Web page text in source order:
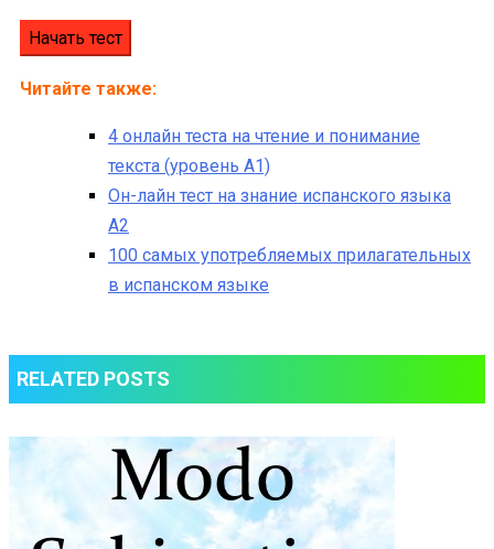
Читайте также:
4 онлайн теста на чтение и понимание
текста (уровень A1)
Он-лайн тест на знание испанского языка
A2
100 самых употребляемых прилагательных
в испанском языке
RELATED POSTS